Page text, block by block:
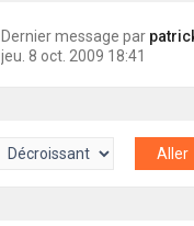
Dernier message par patrick
jeu. 8 oct. 2009 18:41